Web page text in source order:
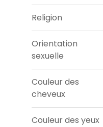
Religion
Orientation
sexuelle
Couleur des
cheveux
Couleur des yeux